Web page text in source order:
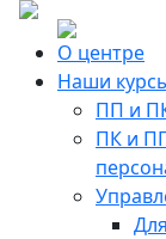
О центре
Наши
ПП и
ПК и